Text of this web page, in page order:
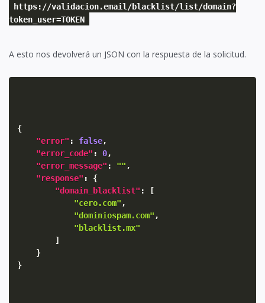
https://validacion.email/blacklist/list/domain?
token_user=TOKEN
A esto nos devolverá un JSON con la respuesta de la solicitud.
{
"error" : false,
"error_code" : 0,
"error_message" : "" ,
"response" :
{
"domain_blacklist" :
[
"cero.com" ,
"dominiospam.com" ,
"blacklist.mx"
]
}
}